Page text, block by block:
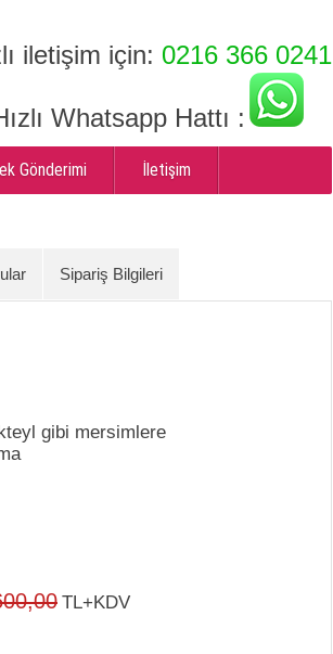
iletişim için: 0216 366 0241
Whatsapp Hattı :
Gönderimi İletişim
Sipariş Bilgileri
gibi mersimlere
TL+KDV